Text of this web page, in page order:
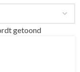
getoond